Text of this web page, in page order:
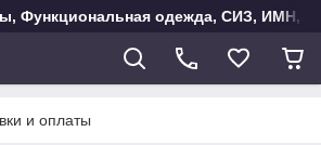
Функциональная одежда, СИЗ, ИМН,
и оплаты